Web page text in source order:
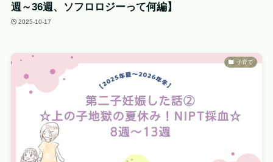
週～36週、ソフロロジーって何編】
2025-10-17
子育て